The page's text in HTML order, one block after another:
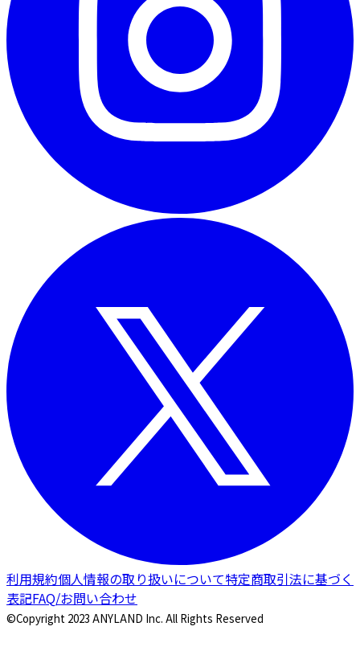
利用規約個人情報の取り扱いについて特定商取引法に基づく
表記FAQ/お問い合わせ
©Copyright 2023 ANYLAND Inc. All Rights Reserved